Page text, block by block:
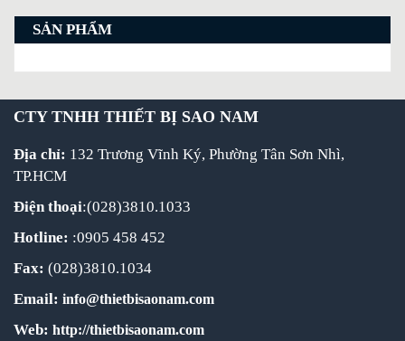
SẢN PHẨM
CTY TNHH THIẾT BỊ SAO NAM
Địa chỉ: 132 Trương Vĩnh Ký, Phường Tân Sơn Nhì,
TP.HCM
Điện thoại:(028)3810.1033
Hotline: :0905 458 452
Fax: (028)3810.1034
Email: info@thietbisaonam.com
Web: http://thietbisaonam.com